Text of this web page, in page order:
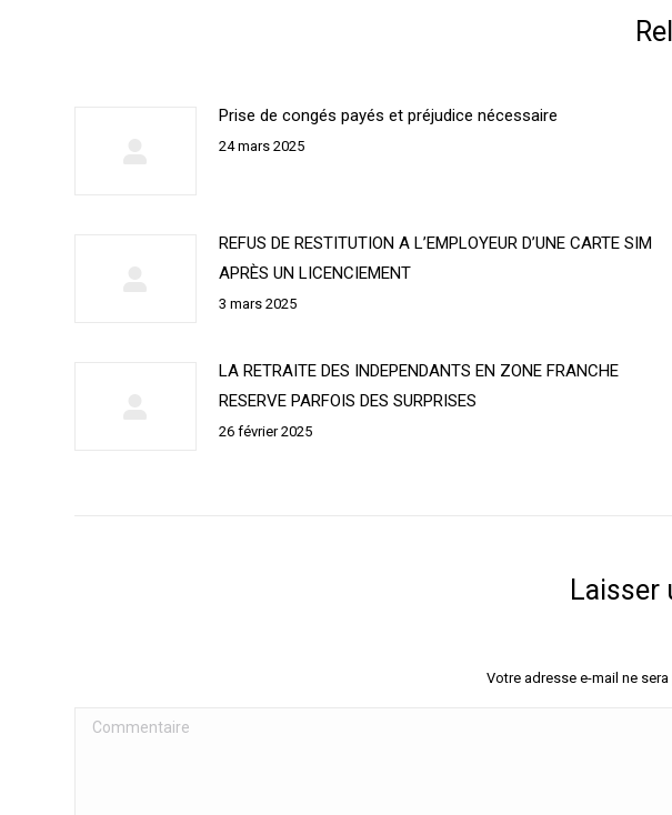
Prise de congés payés et préjudice nécessaire
24 mars 2025
REFUS DE RESTITUTION A L’EMPLOYEUR D’UNE CARTE SIM
APRÈS UN LICENCIEMENT
3 mars 2025
LA RETRAITE DES INDEPENDANTS EN ZONE FRANCHE
RESERVE PARFOIS DES SURPRISES
26 février 2025
Laisser
Votre adresse e-mail ne
Commentaire